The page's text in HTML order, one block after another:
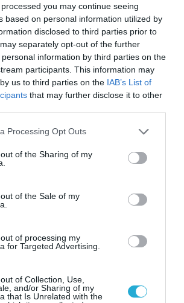
you may continue seeing
based on personal information utilized by
disclosed to third parties prior to
separately opt-out of the further
information by third parties on the
participants. This information may
us to third parties on the IAB’s List of
that may further disclose it to other
website/app uses one or more Google
visit or usage behaviour. You may click to
to Google and its third-party tags to
specified purposes in below Google
Processing Opt Outs
of the Sharing of my
of the Sale of my
of processing my
for Targeted Advertising.
of Collection, Use,
and/or Sharing of my
that Is Unrelated with the
μια
είναι
ΕΚΤ
την